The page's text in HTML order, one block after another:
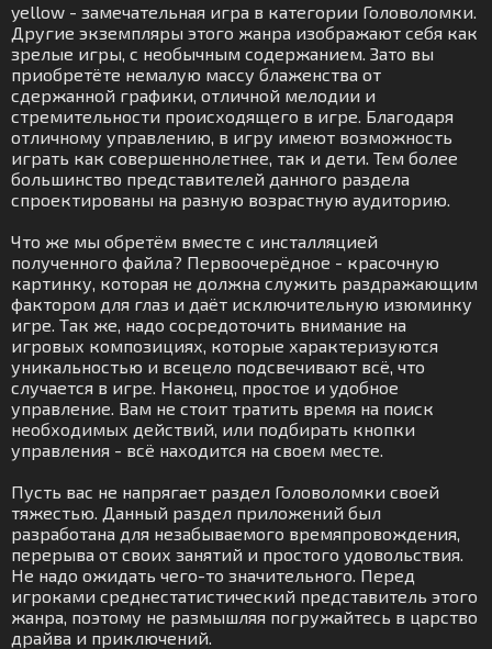
yellow - замечательная игра в категории Головоломки.
Другие экземпляры этого жанра изображают себя как
зрелые игры, с необычным содержанием. Зато вы
приобретёте немалую массу блаженства от
сдержанной графики, отличной мелодии и
стремительности происходящего в игре. Благодаря
отличному управлению, в игру имеют возможность
играть как совершеннолетнее, так и дети. Тем более
большинство представителей данного раздела
спроектированы на разную возрастную аудиторию.
Что же мы обретём вместе с инсталляцией
полученного файла? Первоочерёдное - красочную
картинку, которая не должна служить раздражающим
фактором для глаз и даёт исключительную изюминку
игре. Так же, надо сосредоточить внимание на
игровых композициях, которые характеризуются
уникальностью и всецело подсвечивают всё, что
случается в игре. Наконец, простое и удобное
управление. Вам не стоит тратить время на поиск
необходимых действий, или подбирать кнопки
управления - всё находится на своем месте.
Пусть вас не напрягает раздел Головоломки своей
тяжестью. Данный раздел приложений был
разработана для незабываемого времяпровождения,
перерыва от своих занятий и простого удовольствия.
Не надо ожидать чего-то значительного. Перед
игроками среднестатистический представитель этого
жанра, поэтому не размышляя погружайтесь в царство
драйва и приключений.